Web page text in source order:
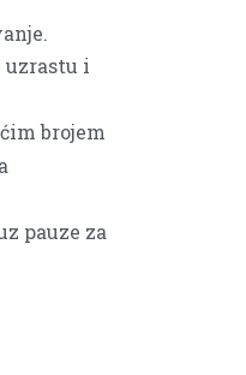
uzrastu i
brojem
pauze za